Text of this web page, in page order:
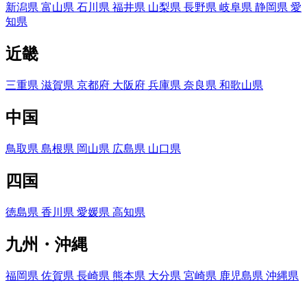
新潟県 富山県 石川県 福井県 山梨県 長野県 岐阜県 静岡県 愛
知県
近畿
三重県 滋賀県 京都府 大阪府 兵庫県 奈良県 和歌山県
中国
鳥取県 島根県 岡山県 広島県 山口県
四国
徳島県 香川県 愛媛県 高知県
九州・沖縄
福岡県 佐賀県 長崎県 熊本県 大分県 宮崎県 鹿児島県 沖縄県